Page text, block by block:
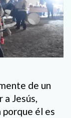
de un
a Jesús,
él es